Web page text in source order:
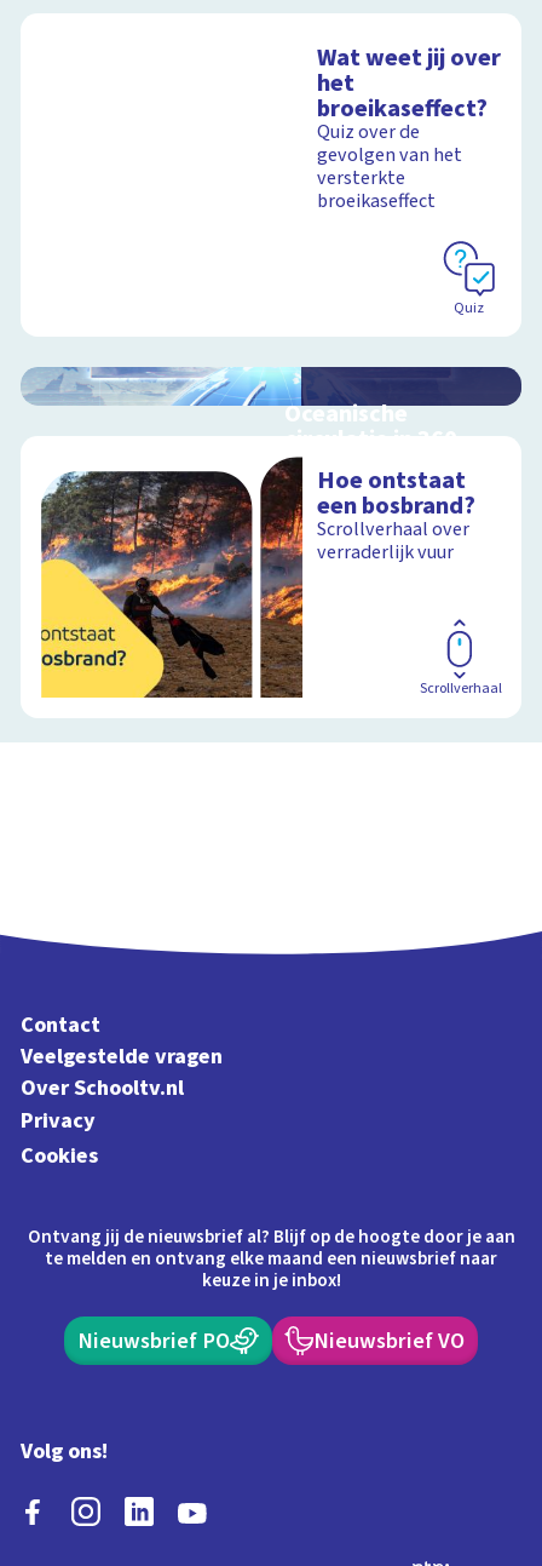
Wat weet jij over
het
broeikaseffect?
Quiz over de
gevolgen van het
versterkte
broeikaseffect
Quiz
Oceanische
circulatie in 360
graden -
Oceaanstromingen
en
klimaatverandering
Oceaanstromingen en
klimaatverandering
Schoolplaat
Hoe ontstaat
een bosbrand?
Scrollverhaal over
verraderlijk vuur
Scrollverhaal
Contact
Veelgestelde vragen
Over Schooltv.nl
Privacy
Cookies
Ontvang jij de nieuwsbrief al? Blijf op de hoogte door je aan
te melden en ontvang elke maand een nieuwsbrief naar
keuze in je inbox!
Nieuwsbrief PO Nieuwsbrief VO
Volg ons!